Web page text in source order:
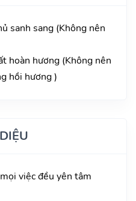
sanh sang (Không nên
hoàn hương (Không nên
hồi hương )
việc đều yên tâm